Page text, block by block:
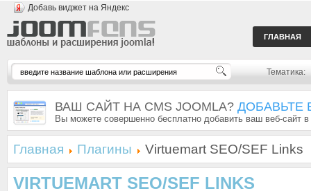
Добавь виджет на Яндекс
ГЛАВНАЯ
Тематика:
ВАШ САЙТ НА CMS JOOMLA? ДОБАВЬТЕ
Вы можете совершенно бесплатно добавить ваш веб-сайт
Главная Плагины Virtuemart SEO/SEF Links
VIRTUEMART SEO/SEF LINKS